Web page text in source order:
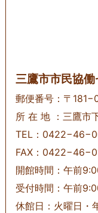
三鷹市市民協
郵便番号：〒
所 在 地 ：三鷹市
TEL：
FAX：
開館時間：午前
受付時間：午前
休館日：火曜日・